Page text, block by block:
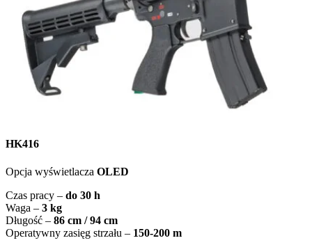
HK416
Opcja wyświetlacza OLED
Czas pracy – do 30 h
Waga – 3 kg
Długość – 86 cm / 94 cm
Operatywny zasięg strzału – 150-200 m